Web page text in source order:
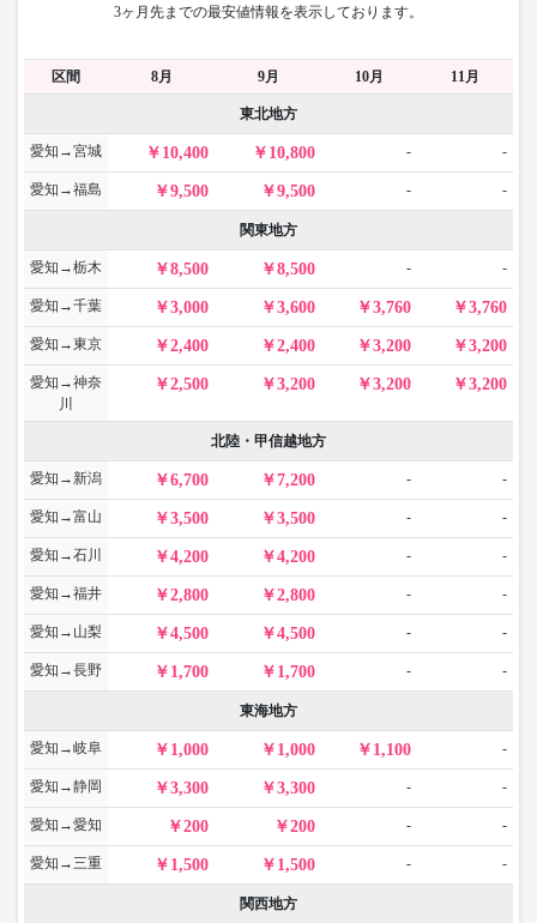
3ヶ月先までの最安値情報を表示しております。
区間 8月 9月 10月 11月
東北地方
愛知→宮城 10,400 10,800 - -
愛知→福島 9,500 9,500 - -
関東地方
愛知→栃木 8,500 8,500 - -
愛知→千葉 3,000 3,600 3,760 3,760
愛知→東京 2,400 2,400 3,200 3,200
愛知→神奈
川
2,500 3,200 3,200 3,200
北陸・甲信越地方
愛知→新潟 6,700 7,200 - -
愛知→富山 3,500 3,500 - -
愛知→石川 4,200 4,200 - -
愛知→福井 2,800 2,800 - -
愛知→山梨 4,500 4,500 - -
愛知→長野 1,700 1,700 - -
東海地方
愛知→岐阜 1,000 1,000 1,100 -
愛知→静岡 3,300 3,300 - -
愛知→愛知 200 200 - -
愛知→三重 1,500 1,500 - -
関西地方